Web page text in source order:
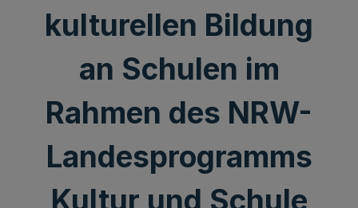
kulturellen Bildung
an Schulen im
Rahmen des NRW-
Landesprogramms
Kultur und Schule